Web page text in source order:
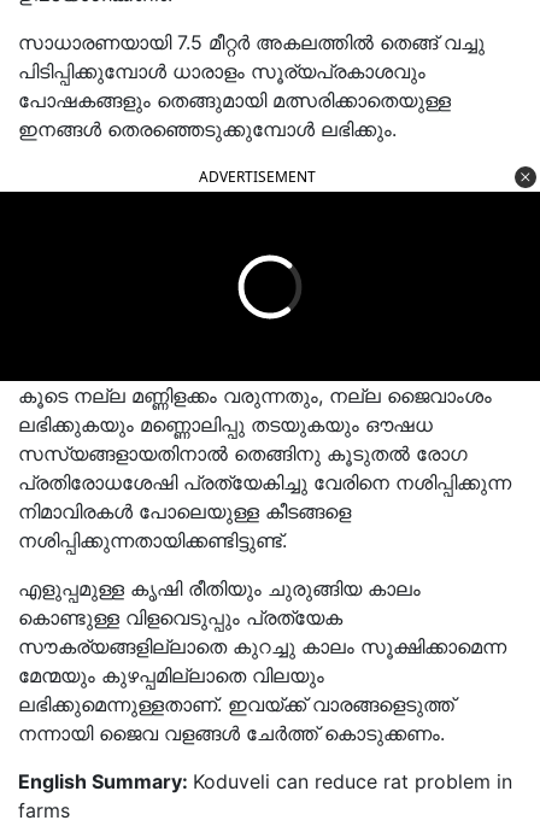
സാധാരണയായി 7.5 മീറ്റർ അകലത്തിൽ തെങ്ങ് വച്ചു
പിടിപ്പിക്കുമ്പോൾ ധാരാളം സൂര്യപ്രകാശവും
പോഷകങ്ങളും തെങ്ങുമായി മത്സരിക്കാതെയുള്ള
ഇനങ്ങൾ തെരഞ്ഞെടുക്കുമ്പോൾ ലഭിക്കും.
ADVERTISEMENT
കൂടെ നല്ല മണ്ണിളക്കം വരുന്നതും, നല്ല ജൈവാംശം
ലഭിക്കുകയും മണ്ണൊലിപ്പു തടയുകയും ഔഷധ
സസ്യങ്ങളായതിനാൽ തെങ്ങിനു കൂടുതൽ രോഗ
പ്രതിരോധശേഷി പ്രത്യേകിച്ചു വേരിനെ നശിപ്പിക്കുന്ന
നിമാവിരകൾ പോലെയുള്ള കീടങ്ങളെ
നശിപ്പിക്കുന്നതായിക്കണ്ടിട്ടുണ്ട്.
എളുപ്പമുള്ള കൃഷി രീതിയും ചുരുങ്ങിയ കാലം
കൊണ്ടുള്ള വിളവെടുപ്പും പ്രത്യേക
സൗകര്യങ്ങളില്ലാതെ കുറച്ചു കാലം സൂക്ഷിക്കാമെന്ന
മേന്മയും കുഴപ്പമില്ലാതെ വിലയും
ലഭിക്കുമെന്നുള്ളതാണ്. ഇവയ്ക്ക് വാരങ്ങളെടുത്ത്
നന്നായി ജൈവ വളങ്ങൾ ചേർത്ത് കൊടുക്കണം.
English Summary: Koduveli can reduce rat problem in
farms